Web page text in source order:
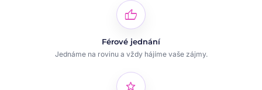
thumb_up
Férové jednání
Jednáme na rovinu a vždy hájíme vaše zájmy.